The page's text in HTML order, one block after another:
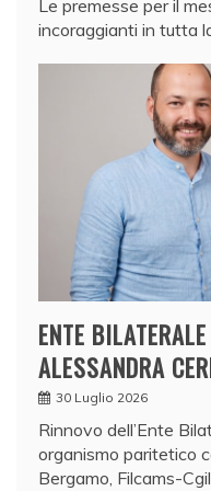
Le premesse per il
incoraggianti in tutta
ENTE
ALESSANDRA
30 Luglio 2026
Rinnovo dell’Ente
organismo paritetico
Bergamo, Filcams-